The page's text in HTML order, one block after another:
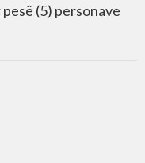
(5) personave